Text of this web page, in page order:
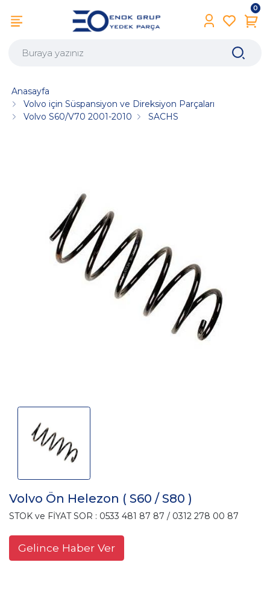
0
Anasayfa
Volvo için Süspansiyon ve Direksiyon Parçaları
Volvo S60/V70 2001-2010
SACHS
Volvo Ön Helezon ( S60 / S80 )
STOK ve FİYAT SOR : 0533 481 87 87 / 0312 278 00 87
Gelince Haber Ver